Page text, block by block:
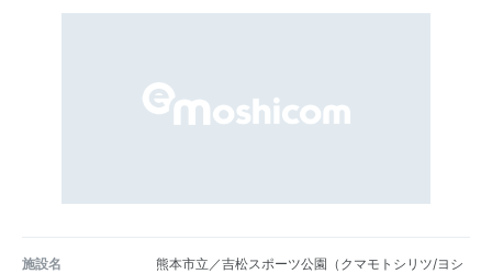
施設名
熊本市立／吉松スポーツ公園（クマモトシリツ/ヨシ